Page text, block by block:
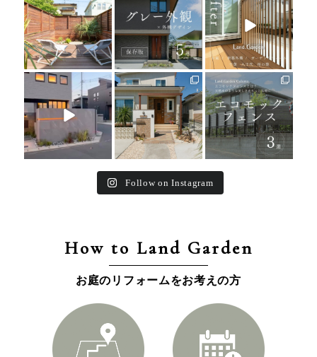
27 0 24 0 25
land_garden
24 0
land_garden
27 0
land_garden
16 0
Follow on Instagram
How to Land Garden
お庭のリフォームをお考えの方